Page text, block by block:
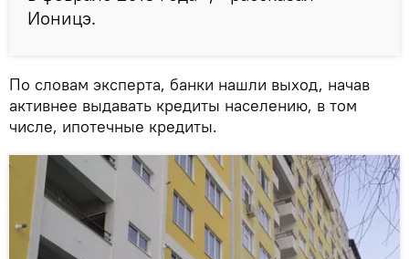
Ионицэ.
По словам эксперта, банки нашли выход, начав
активнее выдавать кредиты населению, в том
числе, ипотечные кредиты.